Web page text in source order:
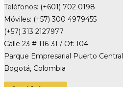
Teléfonos: (+601) 702 0198
Móviles: (+57) 300 4979455
(+57) 313 2127977
Calle 23 # 116-31 / Of: 104
Parque Empresarial Puerto Central
Bogotá, Colombia